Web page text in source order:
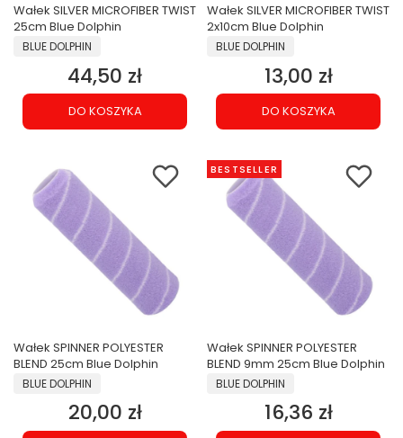
Wałek SILVER MICROFIBER TWIST
25cm Blue Dolphin
PRODUCENT
BLUE DOLPHIN
Cena
44,50 zł
DO KOSZYKA
Wałek SILVER MICROFIBER TWIST
2x10cm Blue Dolphin
PRODUCENT
BLUE DOLPHIN
Cena
13,00 zł
DO KOSZYKA
Wałek SPINNER POLYESTER
BLEND 25cm Blue Dolphin
PRODUCENT
BLUE DOLPHIN
Cena
20,00 zł
BESTSELLER
Wałek SPINNER POLYESTER
BLEND 9mm 25cm Blue Dolphin
PRODUCENT
BLUE DOLPHIN
Cena
16,36 zł